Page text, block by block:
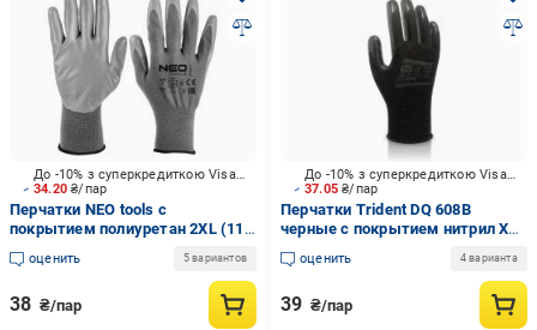
34.20₴/пар
До -10% з суперкредиткою Visa Вигода
Перчатки NEO tools с
покрытием полиуретан 2XL (11)
97-646K
оценить 5 вариантов
38 ₴/пар
37.05₴/пар
До -10% з суперкредиткою Visa Вигода
Перчатки Trident DQ 608B
черные с покрытием нитрил XL
(10) DQ 608B
оценить 4 варианта
39 ₴/пар